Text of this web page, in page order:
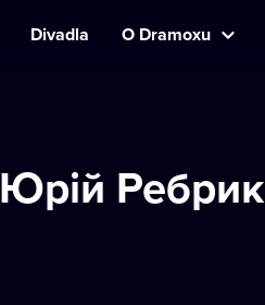
Divadla O Dramoxu
Юрій Ребрик